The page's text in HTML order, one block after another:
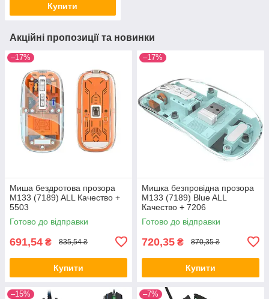
Купити
Акційні пропозиції та новинки
–17%
Миша бездротова прозора
M133 (7189) ALL Качество +
5503
Готово до відправки
691,54 ₴ 835,54 ₴
Купити
–17%
Мишка безпровідна прозора
M133 (7189) Blue ALL
Качество + 7206
Готово до відправки
720,35 ₴ 870,35 ₴
Купити
–15% –7%